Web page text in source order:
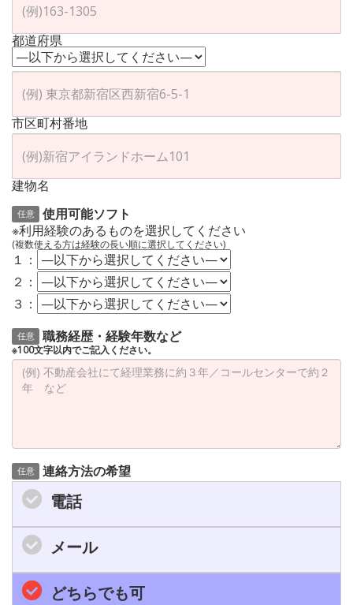
都道府県
市区町村番地
建物名
任意
使用可能ソフト
※利用経験のあるものを選択してください
(複数使える方は経験の長い順に選択してください)
１：
２：
３：
任意 職務経歴・経験年数など
※100文字以内でご記入ください。
任意 連絡方法の希望
電話
メール
どちらでも可